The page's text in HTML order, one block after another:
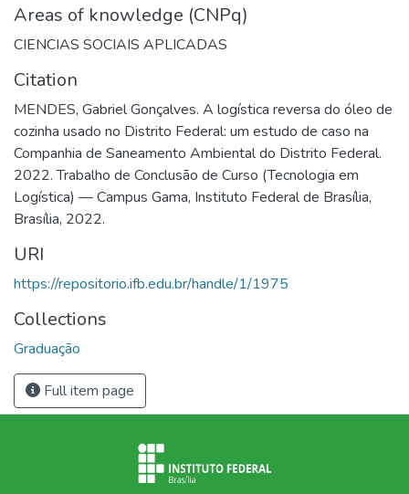
Areas of knowledge (CNPq)
CIENCIAS SOCIAIS APLICADAS
Citation
MENDES, Gabriel Gonçalves. A logística reversa do óleo de
cozinha usado no Distrito Federal: um estudo de caso na
Companhia de Saneamento Ambiental do Distrito Federal.
2022. Trabalho de Conclusão de Curso (Tecnologia em
Logística) — Campus Gama, Instituto Federal de Brasília,
Brasília, 2022.
URI
https://repositorio.ifb.edu.br/handle/1/1975
Collections
Graduação
Full item page